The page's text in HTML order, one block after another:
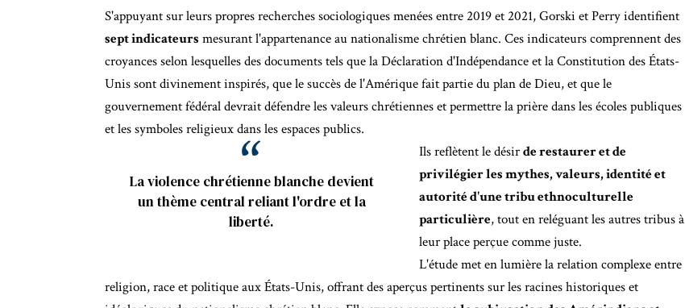
S'appuyant sur leurs propres recherches sociologiques menées entre 2019 et 2021, Gorski et Perry identifient
sept indicateurs mesurant l'appartenance au nationalisme chrétien blanc. Ces indicateurs comprennent des
croyances selon lesquelles des documents tels que la Déclaration d'Indépendance et la Constitution des États-
Unis sont divinement inspirés, que le succès de l'Amérique fait partie du plan de Dieu, et que le
gouvernement fédéral devrait défendre les valeurs chrétiennes et permettre la prière dans les écoles publiques
et les symboles religieux dans les espaces publics.
La violence chrétienne blanche devient
un thème central reliant l'ordre et la
liberté.
Ils reflètent le désirde restaurer et de
privilégier les mythes, valeurs, identité et
autorité d'une tribu ethnoculturelle
particulière, tout en reléguant les autres tribus à
leur place perçue comme juste.
L'étude met en lumière la relation complexe entre
religion, race et politique aux États-Unis, offrant des aperçus pertinents sur les racines historiques et